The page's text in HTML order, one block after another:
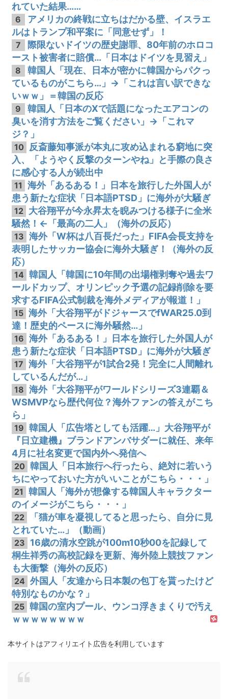
れていた結果……
6
アメリカの終戦に立ちはだかる壁、イスラエ
ルはトランプ和平案に「同意せず」！
7
際限ないドイツの歴史謝罪、80年前のホロコ
ースト被害者に賠償…「日本はドイツを見習え」
8
韓国人「現在、日本が密かに韓国からパクっ
ているものがこちら…」→「これは言い訳できな
いｗｗ」＝韓国の反応
9
韓国人「日本のXで話題になったエアコンの
臭いを消す方法をご覧ください」→「これマ
ジ？」
10 反斎藤知事派が本丸に攻め込まれる窮地に突
入、「ようやく反撃のターンやね」と手際の良さ
に感心する人が続出中
11
海外「あるある！」日本を旅行した外国人が
患う新たな症状「日本語PTSD」に海外が大騒ぎ
12 大谷翔平が今永昇太を睨みつける様子に全米
騒然！←「最高の二人」（海外の反応）
13 海外「W杯は八百長だった」FIFA会長支持を
表明したサッカー協会に海外大騒ぎ！（海外の反
応）
14 韓国人「韓国に10年間の出場権剥奪や過去ワ
ールドカップ、オリンピック予選の記録削除を要
求するFIFA公式制裁を海外メディアが報道！」
15 海外「大谷翔平がドジャースでfWAR25.0到
達！歴史的ペースに海外騒然…」
16 海外「あるある！」日本を旅行した外国人が
患う新たな症状「日本語PTSD」に海外が大騒ぎ
17 海外「大谷翔平が1試合2発！完全に人間離れ
しているんだが…」
18 海外「大谷翔平がワールドシリーズ3連覇＆
WSMVPなら歴代何位？海外ファンの答えがこち
ら」
19 韓国人「広告塔としても活躍…」大谷翔平が
『日立建機』ブランドアンバサダーに就任、来年
4月に社名変更で国内外へ発信へ
20 韓国人「日本旅行へ行ったら、絶対に若いう
ちにやっておいた方がいいことがこちら・・・」
21
韓国人「海外が想像する韓国人キャラクター
のイメージがこちら・・・」
22
「猫が車を凝視してると思ったら、自分に見
とれていた…」（動画）
23 16歳の清水空跳が100m10秒00を記録して
桐生祥秀の高校記録を更新、海外陸上競技ファン
も大衝撃（海外の反応）
24 外国人「友達から日本製の包丁を貰ったけど
特別なものかな？」
25 韓国の室内プール、ウンコ浮きまくりで汚え
ｗｗｗｗｗｗｗｗ
本サイトはアフィリエイト広告を利用しています